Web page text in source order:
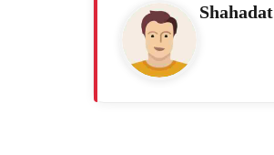
Shahadat